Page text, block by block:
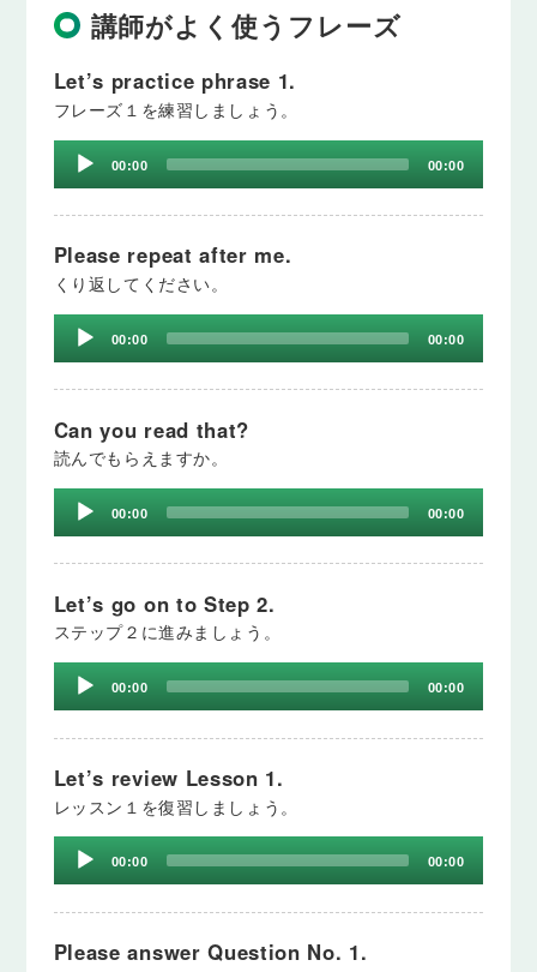
講師がよく使うフレーズ
Let’s practice phrase 1.
フレーズ１を練習しましょう。
Audio
Player00:00 00:00
Please repeat after me.
くり返してください。
Audio
Player00:00 00:00
Can you read that?
読んでもらえますか。
Audio
Player00:00 00:00
Let’s go on to Step 2.
ステップ２に進みましょう。
Audio
Player00:00 00:00
Let’s review Lesson 1.
レッスン１を復習しましょう。
Audio
Player00:00 00:00
Please answer Question No. 1.